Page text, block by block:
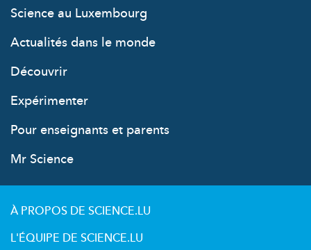
Science au Luxembourg
Actualités dans le monde
Découvrir
Expérimenter
Pour enseignants et parents
Mr Science
À PROPOS DE SCIENCE.LU
L'ÉQUIPE DE SCIENCE.LU